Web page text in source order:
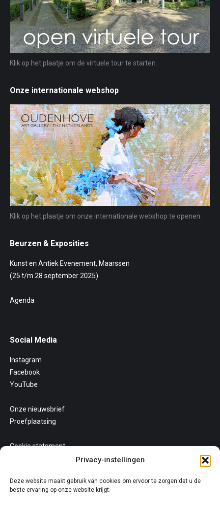
Privacy-instellingen
Deze website maakt gebruik van cookies om ervoor te zorgen dat u de
beste ervaring op onze website krijgt.
Klik op het plaatje om de virtuele tour te starten.
Onze internationale webshop
Klik op het plaatje om onze internationale webshop te openen.
Beurzen & Exposities
Kunst en Antiek Evenement, Maarssen
(25 t/m 28 september 2025)
Agenda
Social Media
Instagram
Facebook
YouTube
Onze nieuwsbrief
Proefplaatsing
Cookie statement